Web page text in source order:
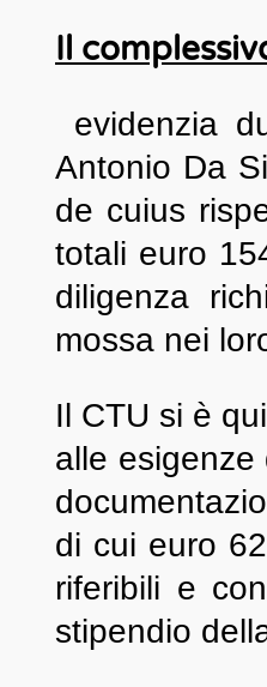
Il
evidenzia
Antonio Da
de cuius
totali euro
diligenza
mossa nei
Il CTU si è
alle
di cui euro
riferibili e
stipendio